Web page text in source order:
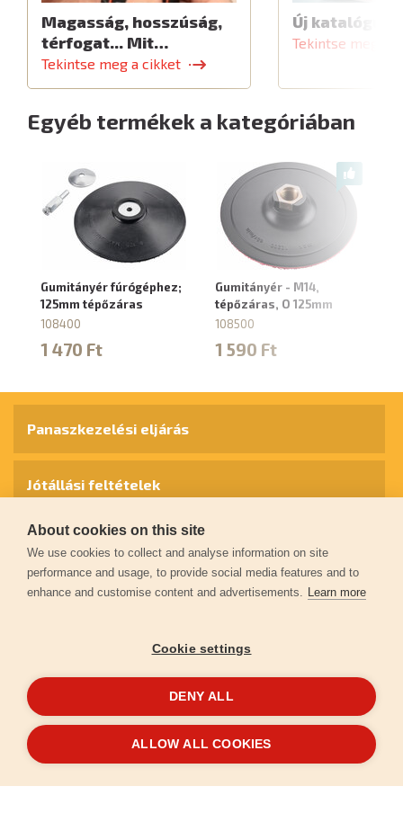
Magasság, hosszúság,
térfogat... Mit…
Tekintse meg a cikket
Új katalógus
Tekintse meg a
Egyéb termékek a kategóriában
Gumitányér fúrógéphez;
125mm tépőzáras
108400
1 470 Ft
Gumitányér - M14,
tépőzáras, O 125mm
108500
1 590 Ft
© 2026extol.hu- Minden jog fenntartva
Panaszkezelési eljárás
Jótállási feltételek
Személyes adatok védelme
Kapcsolat
Garancia regisztráció
LétrehoztaFEO
About cookies on this site
We use cookies to collect and analyse information on site
performance and usage, to provide social media features and to
enhance and customise content and advertisements. Learn more
Cookie settings
DENY ALL
ALLOW ALL COOKIES